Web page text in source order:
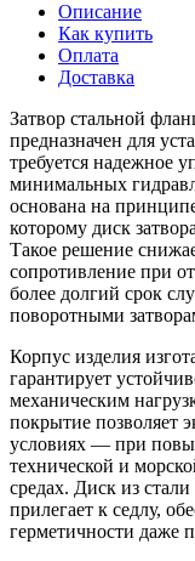
Описание
Как купить
Оплата
Доставка
Затвор стальной
предназначен для
требуется надежное
минимальных
основана на
которому диск
Такое решение
сопротивление при
более долгий срок
поворотными
Корпус изделия
гарантирует
механическим
покрытие позволяет
условиях — при
технической и
средах. Диск из
прилегает к седлу,
герметичности даже